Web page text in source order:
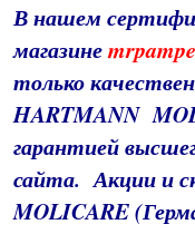
В нашем
магазине
только
HARTMANN
гарантией
сайта. Акции и
MOLICARE